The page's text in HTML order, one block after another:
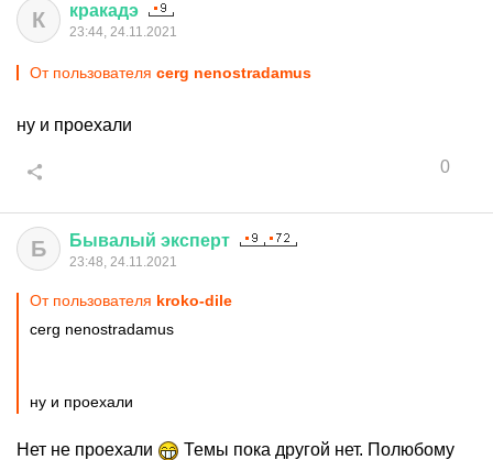
К кракадэ
23:44, 24.11.2021
От пользователя cerg nenostradamus
ну и проехали
0
Б Бывалый эксперт
23:48, 24.11.2021
От пользователя kroko-dile
cerg nenostradamus
ну и проехали
Нет не проехали
Темы пока другой нет. Полюбому